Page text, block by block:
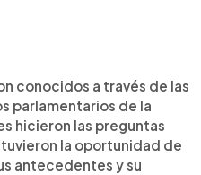
conocidos a través de las
parlamentarios de la
hicieron las preguntas
la oportunidad de
antecedentes y su